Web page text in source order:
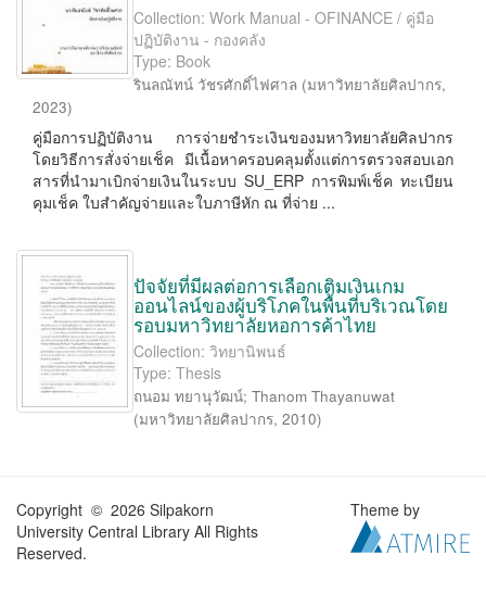
Collection: Work Manual - OFINANCE / คู่มือ
ปฏิบัติงาน - กองคลัง
Type: Book
รินลณัทน์ วัชรศักดิ์ไฟศาล (มหาวิทยาลัยศิลปากร,
2023)
คู่มือการปฏิบัติงาน การจ่ายชําระเงินของมหาวิทยาลัยศิลปากร
โดยวิธีการสั่งจ่ายเช็ค มีเนื้อหาครอบคลุมตั้งแต่การตรวจสอบเอก
สารที่นํามาเบิกจ่ายเงินในระบบ SU_ERP การพิมพ์เช็ค ทะเบียน
คุมเช็ค ใบสําคัญจ่ายและใบภาษีหัก ณ ที่จ่าย ...
ปัจจัยที่มีผลต่อการเลือกเติมเงินเกม
ออนไลน์ของผู้บริโภคในพื้นที่บริเวณโดย
รอบมหาวิทยาลัยหอการค้าไทย
Collection: วิทยานิพนธ์
Type: Thesis
ถนอม ทยานุวัฒน์; Thanom Thayanuwat
(มหาวิทยาลัยศิลปากร, 2010)
Copyright © 2026 Silpakorn
University Central Library All Rights
Reserved.
Theme by